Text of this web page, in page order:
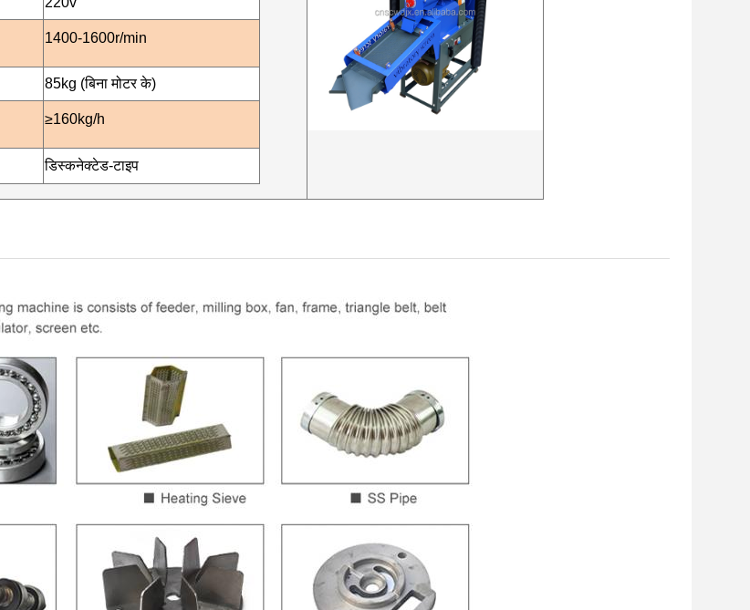
1400-1600r/min
85kg (बिना मोटर के)
≥160kg/h
डिस्कनेक्टेड-टाइप